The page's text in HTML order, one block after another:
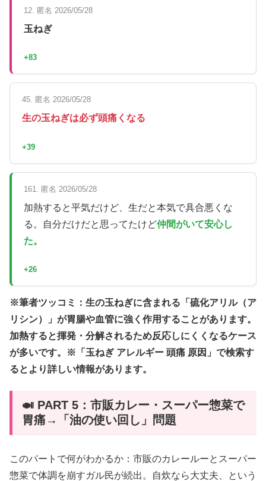
12. 匿名 2026/05/28
玉ねぎ
+83
45. 匿名 2026/05/28
生の玉ねぎは必ず頭痛くなる
+39
161. 匿名 2026/05/28
加熱すると平気だけど、生だと本気で具合悪くな
る。自分だけだと思ってたけど仲間がいて安心し
た。
+26
※筆者ツッコミ：生の玉ねぎに含まれる「硫化アリル（ア
リシン）」が胃腸や血管に強く作用することがあります。
加熱すると揮発・分解されるため反応しにくくなるケース
が多いです。※「玉ねぎ アレルギー 頭痛 原因」で検索す
るとより詳しい情報があります。
🍛 PART 5：市販カレー・スーパー惣菜で
胃痛→「油の使い回し」問題
このパートで何がわかるか：市販のカレールーとスーパー
惣菜で体調を崩すガル民が続出。自炊なら大丈夫、という